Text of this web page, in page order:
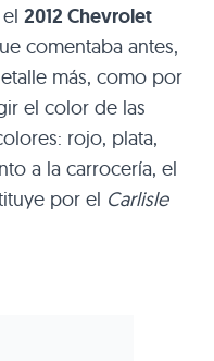
2012 Chevrolet
comentaba antes,
más, como por
el color de las
rojo, plata,
a la carrocería, el
por el Carlisle